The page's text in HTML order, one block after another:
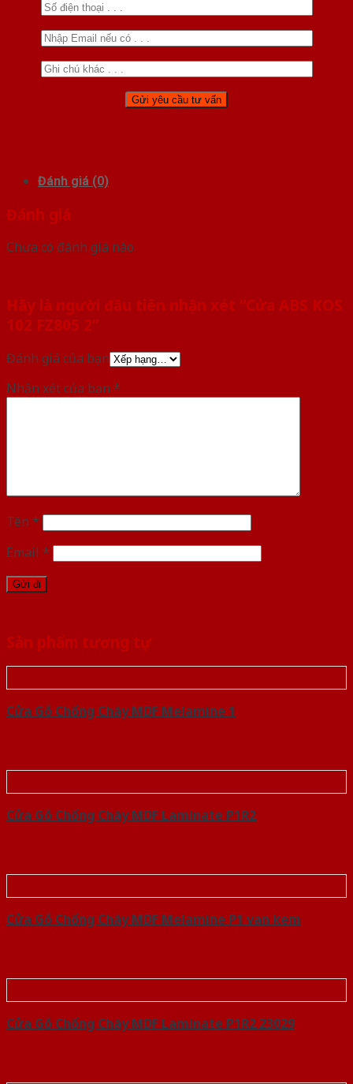
Đánh giá (0)
Đánh giá
Chưa có đánh giá nào.
Hãy là người đầu tiên nhận xét “Cửa ABS KOS
102 FZ805 2”
Đánh giá của bạn
Nhận xét của bạn *
Tên *
Email *
Sản phẩm tương tự
Cửa Gỗ Chống Cháy MDF Melamine 1
Cửa Gỗ Chống Cháy MDF Laminate P1R2
Cửa Gỗ Chống Cháy MDF Melamine P1 van kem
Cửa Gỗ Chống Cháy MDF Laminate P1R2 23029